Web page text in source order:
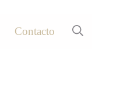
Contacto